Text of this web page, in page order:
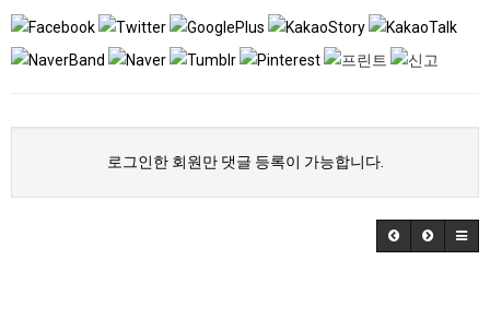
로그인한 회원만 댓글 등록이 가능합니다.